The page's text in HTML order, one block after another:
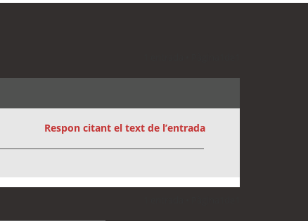
Respon citant el text de l’entrada